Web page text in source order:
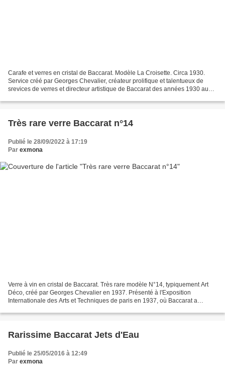
Carafe et verres en cristal de Baccarat. Modèle La Croisette. Circa 1930.
Service créé par Georges Chevalier, créateur prolifique et talentueux de
srevices de verres et directeur artistique de Baccarat des années 1930 aux
Très rare verre Baccarat n°14
Publié le 28/09/2022 à 17:19
Par exmona
Verre à vin en cristal de Baccarat. Très rare modèle N°14, typiquement Art
Déco, créé par Georges Chevalier en 1937. Présenté à l'Exposition
Internationale des Arts et Techniques de paris en 1937, où Baccarat a
Rarissime Baccarat Jets d'Eau
Publié le 25/05/2016 à 12:49
Par exmona